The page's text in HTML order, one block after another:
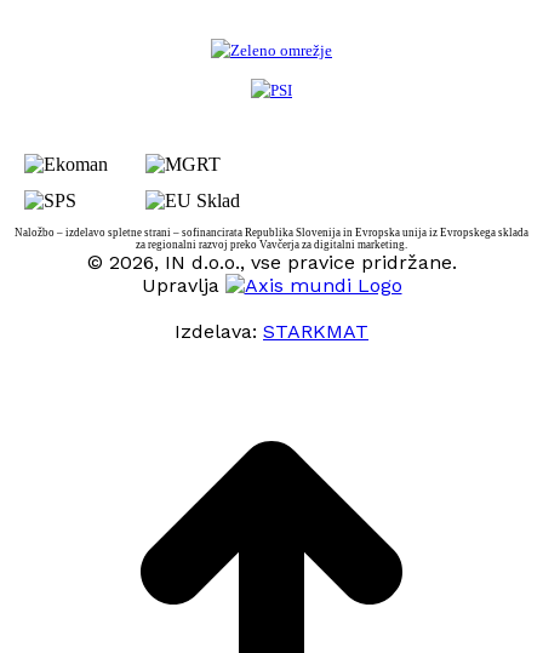
Naložbo – izdelavo spletne strani – sofinancirata Republika Slovenija in Evropska unija iz Evropskega sklada
za regionalni razvoj preko Vavčerja za digitalni marketing.
© 2026, IN d.o.o., vse pravice pridržane.
Upravlja
Izdelava: STARKMAT